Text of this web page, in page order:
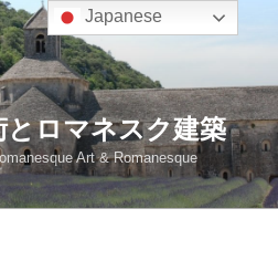
とロマネスク建築
Art & Romanesque
Japanese